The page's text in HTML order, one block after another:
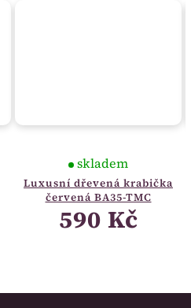
Luxusní dřevená krabička
červená BA35-TMC
skladem
590 Kč